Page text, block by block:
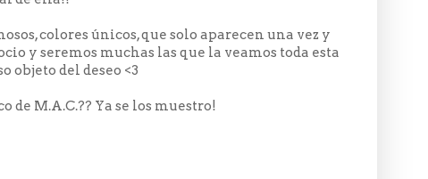
colores únicos, que solo aparecen una vez y
y seremos muchas las que la veamos toda esta
objeto del deseo <3
M.A.C.?? Ya se los muestro!